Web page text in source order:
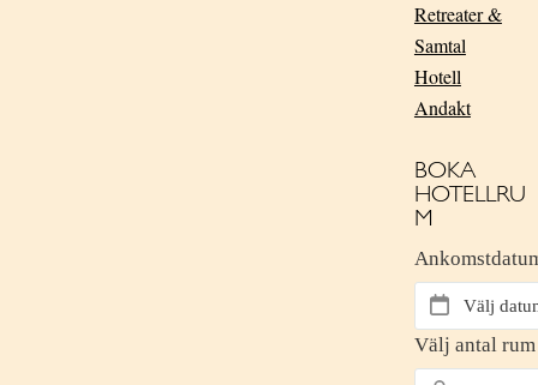
Retreater &
Samtal
Hotell
Andakt
BOKA
HOTELLRU
M